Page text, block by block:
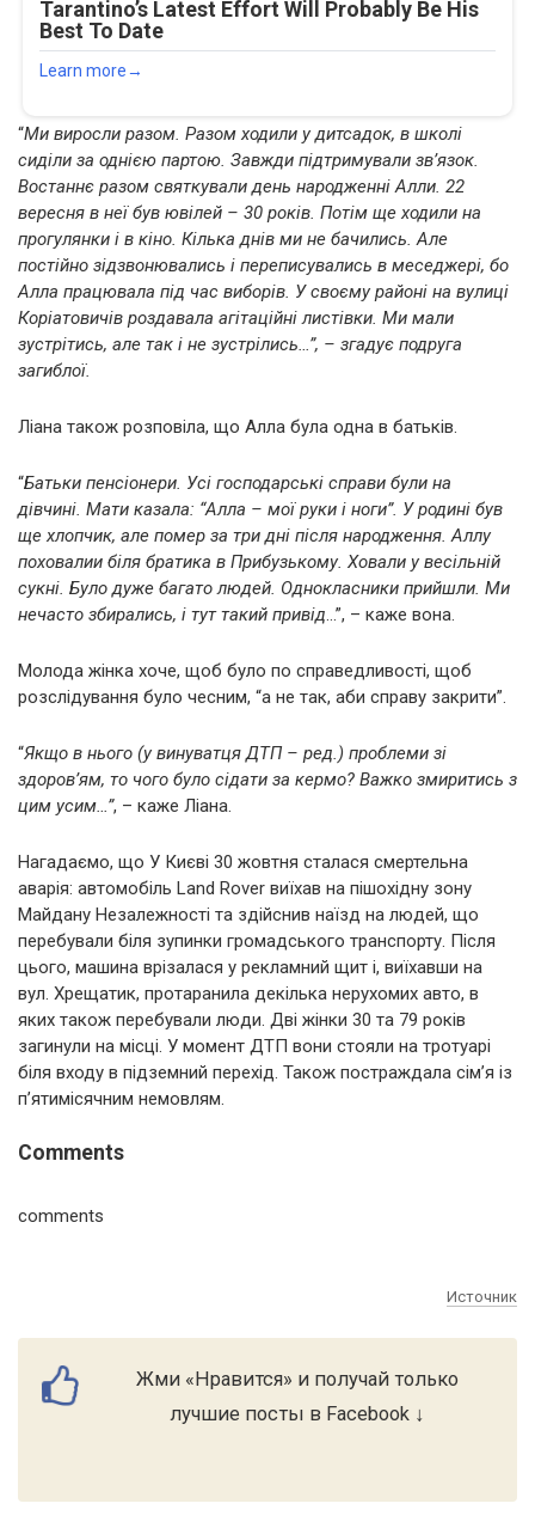
“Ми виросли разом. Разом ходили у дитсадок, в школі
сиділи за однією партою. Завжди підтримували зв’язок.
Востаннє разом святкували день народженні Алли. 22
вересня в неї був ювілей – 30 років. Потім ще ходили на
прогулянки і в кіно. Кілька днів ми не бачились. Але
постійно зідзвонювались і переписувались в меседжері, бо
Алла працювала під час виборів. У своєму районі на вулиці
Коріатовичів роздавала агітаційні листівки. Ми мали
зустрітись, але так і не зустрілись…”, – згадує подруга
загиблої.
Ліана також розповіла, що Алла була одна в батьків.
“Батьки пенсіонери. Усі господарські справи були на
дівчині. Мати казала: “Алла – мої руки і ноги”. У родині був
ще хлопчик, але помер за три дні після народження. Аллу
поховалии біля братика в Прибузькому. Ховали у весільній
сукні. Було дуже багато людей. Однокласники прийшли. Ми
нечасто збирались, і тут такий привід…”, – каже вона.
Молода жінка хоче, щоб було по справедливості, щоб
розслідування було чесним, “а не так, аби справу закрити”.
“Якщо в нього (у винуватця ДТП – ред.) проблеми зі
здоров’ям, то чого було сідати за кермо? Важко змиритись з
цим усим…”, – каже Ліана.
Нагадаємо, що У Києві 30 жовтня сталася смертельна
аварія: автомобіль Land Rover виїхав на пішохідну зону
Майдану Незалежності та здійснив наїзд на людей, що
перебували біля зупинки громадського транспорту. Після
цього, машина врізалася у рекламний щит і, виїхавши на
вул. Хрещатик, протаранила декілька нерухомих авто, в
яких також перебували люди. Дві жінки 30 та 79 років
загинули на місці. У момент ДТП вони стояли на тротуарі
біля входу в підземний перехід. Також постраждала сім’я із
п’ятимісячним немовлям.
Comments
comments
Источник
Жми «Нравится» и получай только
лучшие посты в Facebook ↓